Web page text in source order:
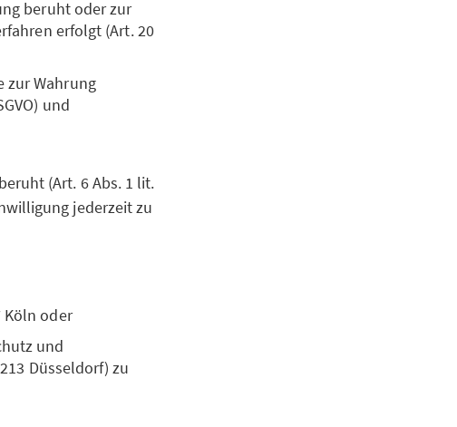
beruht oder zur
erfolgt (Art. 20
zur Wahrung
und
beruht (Art. 6 Abs. 1 lit.
jederzeit zu
Köln oder
und
Düsseldorf) zu